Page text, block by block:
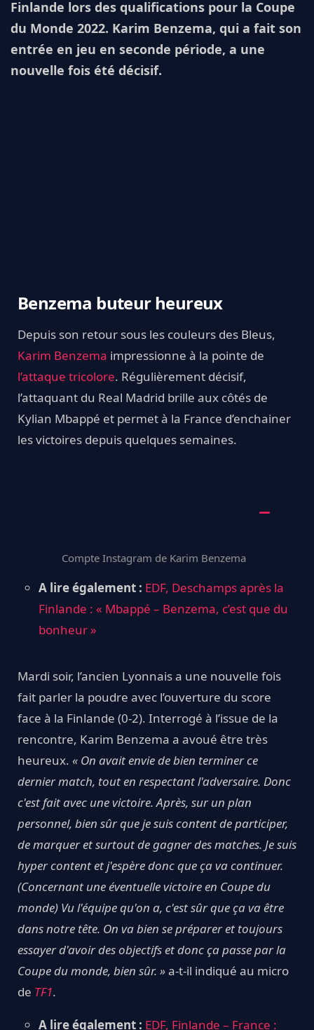
Finlande lors des qualifications pour la Coupe
du Monde 2022. Karim Benzema, qui a fait son
entrée en jeu en seconde période, a une
nouvelle fois été décisif.
Benzema buteur heureux
Depuis son retour sous les couleurs des Bleus,
Karim Benzema impressionne à la pointe de
l’attaque tricolore. Régulièrement décisif,
l’attaquant du Real Madrid brille aux côtés de
Kylian Mbappé et permet à la France d’enchainer
les victoires depuis quelques semaines.
Compte Instagram de Karim Benzema
A lire également : EDF, Deschamps après la
Finlande : « Mbappé – Benzema, c’est que du
bonheur »
Mardi soir, l’ancien Lyonnais a une nouvelle fois
fait parler la poudre avec l’ouverture du score
face à la Finlande (0-2). Interrogé à l’issue de la
rencontre, Karim Benzema a avoué être très
heureux. « On avait envie de bien terminer ce
dernier match, tout en respectant l'adversaire. Donc
c'est fait avec une victoire. Après, sur un plan
personnel, bien sûr que je suis content de participer,
de marquer et surtout de gagner des matches. Je suis
hyper content et j'espère donc que ça va continuer.
(Concernant une éventuelle victoire en Coupe du
monde) Vu l'équipe qu'on a, c'est sûr que ça va être
dans notre tête. On va bien se préparer et toujours
essayer d'avoir des objectifs et donc ça passe par la
Coupe du monde, bien sûr. »a-t-il indiqué au micro
de TF1.
A lire également : EDF, Finlande – France :